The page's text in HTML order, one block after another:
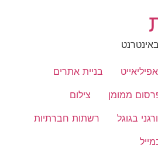
אפיליאייט
בניית אתרים
ממומן
צילום
בגוגל
רשתות חברתיות